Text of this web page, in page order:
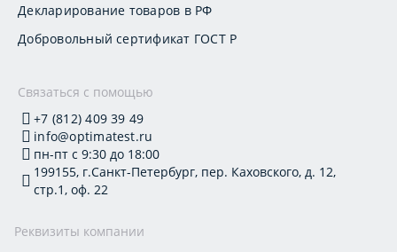
Декларирование товаров в РФ
Добровольный сертификат ГОСТ Р
Связаться с помощью
+7 (812) 409 39 49
info@optimatest.ru
пн-пт с 9:30 до 18:00
199155, г.Санкт-Петербург, пер. Каховского, д. 12,
стр.1, оф. 22
Реквизиты компании